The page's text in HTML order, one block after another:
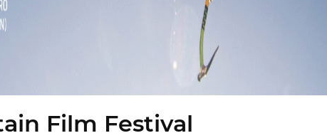
Film Festival